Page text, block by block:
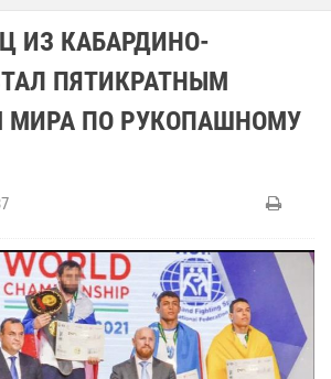
ИЗ КАБАРДИНО-
ПЯТИКРАТНЫМ
ПО РУКОПАШНОМУ